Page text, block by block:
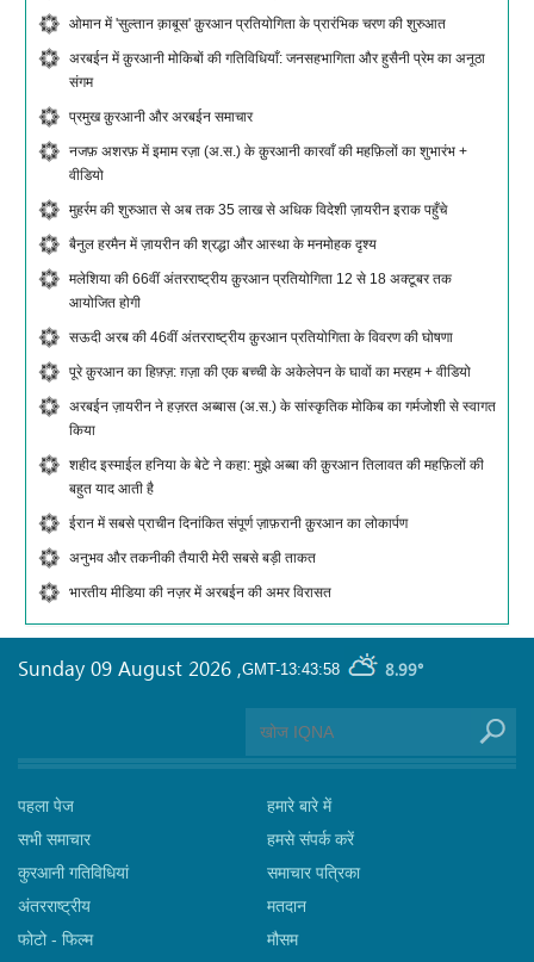
ओमान में 'सुल्तान क़ाबूस' क़ुरआन प्रतियोगिता के प्रारंभिक चरण की शुरुआत
अरबईन में क़ुरआनी मोकिबों की गतिविधियाँ: जनसहभागिता और हुसैनी प्रेम का अनूठा
संगम
प्रमुख क़ुरआनी और अरबईन समाचार
नजफ़ अशरफ़ में इमाम रज़ा (अ.स.) के क़ुरआनी कारवाँ की महफ़िलों का शुभारंभ +
वीडियो
मुहर्रम की शुरुआत से अब तक 35 लाख से अधिक विदेशी ज़ायरीन इराक पहुँचे
बैनुल हरमैन में ज़ायरीन की श्रद्धा और आस्था के मनमोहक दृश्य
मलेशिया की 66वीं अंतरराष्ट्रीय क़ुरआन प्रतियोगिता 12 से 18 अक्टूबर तक
आयोजित होगी
सऊदी अरब की 46वीं अंतरराष्ट्रीय क़ुरआन प्रतियोगिता के विवरण की घोषणा
पूरे क़ुरआन का हिफ़्ज़: ग़ज़ा की एक बच्ची के अकेलेपन के घावों का मरहम + वीडियो
अरबईन ज़ायरीन ने हज़रत अब्बास (अ.स.) के सांस्कृतिक मोकिब का गर्मजोशी से स्वागत
किया
शहीद इस्माईल हनिया के बेटे ने कहा: मुझे अब्बा की क़ुरआन तिलावत की महफ़िलों की
बहुत याद आती है
ईरान में सबसे प्राचीन दिनांकित संपूर्ण ज़ाफ़रानी क़ुरआन का लोकार्पण
अनुभव और तकनीकी तैयारी मेरी सबसे बड़ी ताकत
भारतीय मीडिया की नज़र में अरबईन की अमर विरासत
GMT-13:43:58 8.99°
Sunday 09 August 2026 ,
पहला पेज
सभी समाचार
कुरआनी गतिविधियां
अंतरराष्ट्रीय
फोटो - फिल्म
हमारे बारे में
हमसे संपर्क करें
समाचार पत्रिका
मतदान
मौसम